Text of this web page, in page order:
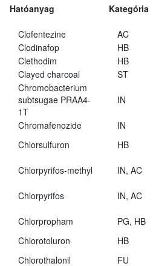
Hatóanyag Kategória
Clofentezine
AC
Clodinafop
HB
Clethodim
HB
Clayed charcoal
ST
Chromobacterium
subtsugae PRAA4-
1T
IN
Chromafenozide IN
Chlorsulfuron
HB
Chlorpyrifos-methyl
IN, AC
Chlorpyrifos
IN, AC
Chlorpropham
PG, HB
Chlorotoluron
HB
Chlorothalonil
FU